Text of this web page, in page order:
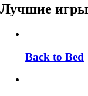
Лучшие
Back to Bed